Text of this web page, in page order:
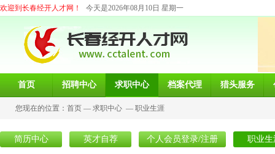
欢迎到长春经开人才网！ 今天是2026年08月10日 星期一
首页 招聘中心 求职中心 档案代理 猎头服务
您现在的位置： 首页 — 求职中心 — 职业生涯
简历中心 英才自荐 个人会员登录/注册 职业生